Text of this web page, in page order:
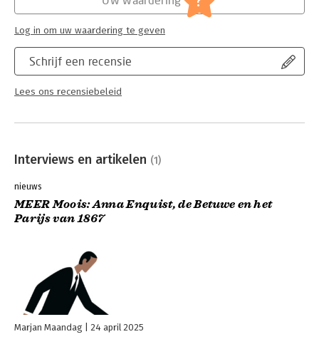
Schrijf een recensie
Lees ons recensiebeleid
Log in om uw waardering te geven
Interviews en artikelen (1)
nieuws
MEER Moois: Anna Enquist, de Betuwe en het
Parijs van 1867
Marjan Maandag 24 april 2025